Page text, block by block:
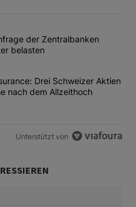
am meisten kommentierten
tiefe Nachfrage der
der Zentralbanken
belasten
UBS, Zurich Insurance:
Drei Schweizer Aktien
nach dem Allzeithoch
Unterstützt von